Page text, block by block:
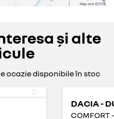
și alte
ocazie disponibile în stoc
DACIA -